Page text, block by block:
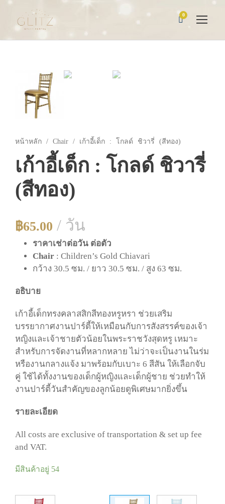
0
หน้าหลัก / Chair / เก้าอี้เด็ก : โกลด์ ชิวารี่ (สีทอง)
เก้าอี้เด็ก : โกลด์ ชิวารี่
(สีทอง)
฿65.00 / วัน
ราคาเช่าต่อวัน ต่อตัว
Chair : Children’s Gold Chiavari
กว้าง 30.5 ซม. / ยาว 30.5 ซม. / สูง 63 ซม.
อธิบาย
เก้าอี้เด็กทรงคลาสสิกสีทองหรูหรา ช่วยเสริม
บรรยากาศงานปาร์ตี้ให้เหมือนกับการสังสรรค์ของเจ้า
หญิงและเจ้าชายตัวน้อยในพระราชวังสุดหรู เหมาะ
สำหรับการจัดงานที่หลากหลาย ไม่ว่าจะเป็นงานในร่ม
หรืองานกลางแจ้ง มาพร้อมกับเบาะ 6 สีสัน ให้เลือกจับ
คู่ ใช้ได้ทั้งงานของเด็กผู้หญิงและเด็กผู้ชาย ช่วยทำให้
งานปาร์ตี้วันสำคัญของลูกน้อยดูพิเศษมากยิ่งขึ้น
รายละเอียด
All costs are exclusive of transportation & set up fee
and VAT.
มีสินค้าอยู่ 54